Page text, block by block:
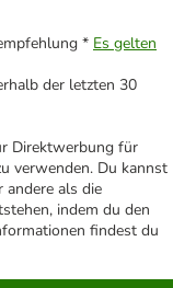
* Es gelten
der letzten 30
Direktwerbung für
verwenden. Du kannst
andere als die
indem du den
findest du